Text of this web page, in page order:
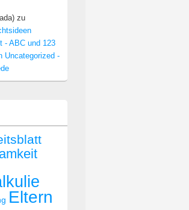
zu
- ABC und 123
Uncategorized -
Eltern